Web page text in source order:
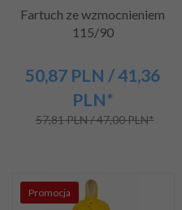
Fartuch ze wzmocnieniem
115/90
50,87 PLN / 41,36
PLN*
57,81 PLN / 47,00 PLN*
Promocja